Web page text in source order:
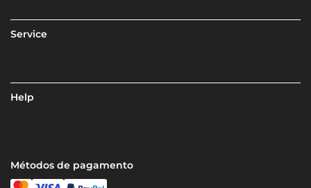
Service
Help
Métodos de pagamento